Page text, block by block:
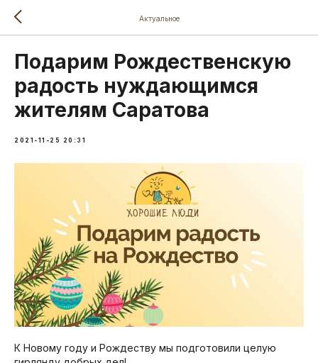
Актуальное
Подарим Рождественскую
радость нуждающимся
жителям Саратова
2021-11-25 20:31
К Новому году и Рождеству мы подготовили целую